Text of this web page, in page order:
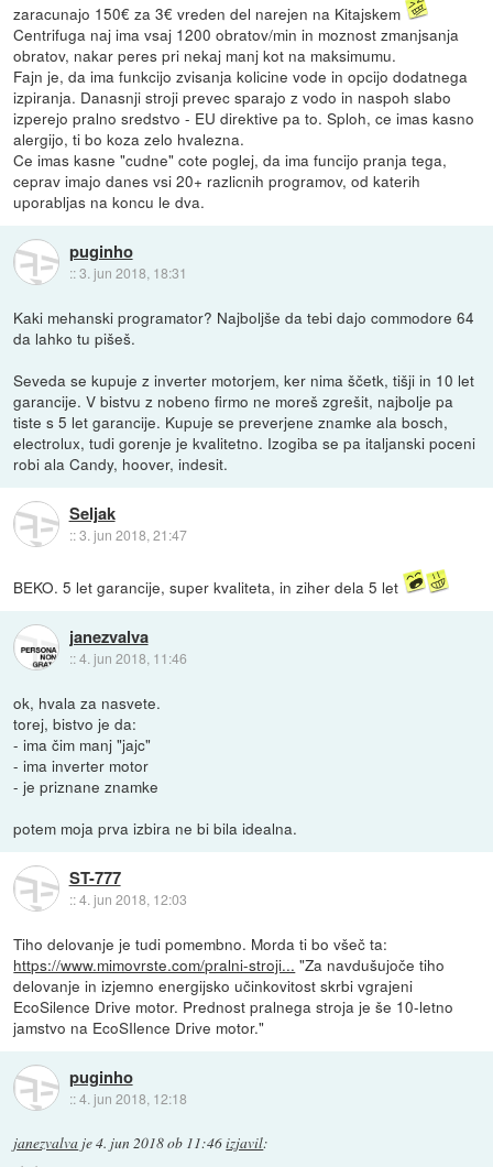
zaracunajo 150€ za 3€ vreden del narejen na Kitajskem
Centrifuga naj ima vsaj 1200 obratov/min in moznost zmanjsanja
obratov, nakar peres pri nekaj manj kot na maksimumu.
Fajn je, da ima funkcijo zvisanja kolicine vode in opcijo dodatnega
izpiranja. Danasnji stroji prevec sparajo z vodo in naspoh slabo
izperejo pralno sredstvo - EU direktive pa to. Sploh, ce imas kasno
alergijo, ti bo koza zelo hvalezna.
Ce imas kasne "cudne" cote poglej, da ima funcijo pranja tega,
ceprav imajo danes vsi 20+ razlicnih programov, od katerih
uporabljas na koncu le dva.
puginho
::3. jun 2018, 18:31
Kaki mehanski programator? Najboljše da tebi dajo commodore 64
da lahko tu pišeš.
Seveda se kupuje z inverter motorjem, ker nima ščetk, tišji in 10 let
garancije. V bistvu z nobeno firmo ne moreš zgrešit, najbolje pa
tiste s 5 let garancije. Kupuje se preverjene znamke ala bosch,
electrolux, tudi gorenje je kvalitetno. Izogiba se pa italjanski poceni
robi ala Candy, hoover, indesit.
Seljak
::3. jun 2018, 21:47
BEKO. 5 let garancije, super kvaliteta, in ziher dela 5 let
janezvalva
::4. jun 2018, 11:46
ok, hvala za nasvete.
torej, bistvo je da:
- ima čim manj "jajc"
- ima inverter motor
- je priznane znamke
potem moja prva izbira ne bi bila idealna.
ST-777
::4. jun 2018, 12:03
Tiho delovanje je tudi pomembno. Morda ti bo všeč ta:
https://www.mimovrste.com/pralni-stroji... "Za navdušujoče tiho
delovanje in izjemno energijsko učinkovitost skrbi vgrajeni
EcoSilence Drive motor. Prednost pralnega stroja je še 10-letno
jamstvo na EcoSIlence Drive motor."
puginho
::4. jun 2018, 12:18
janezvalva je4. jun 2018 ob 11:46izjavil: